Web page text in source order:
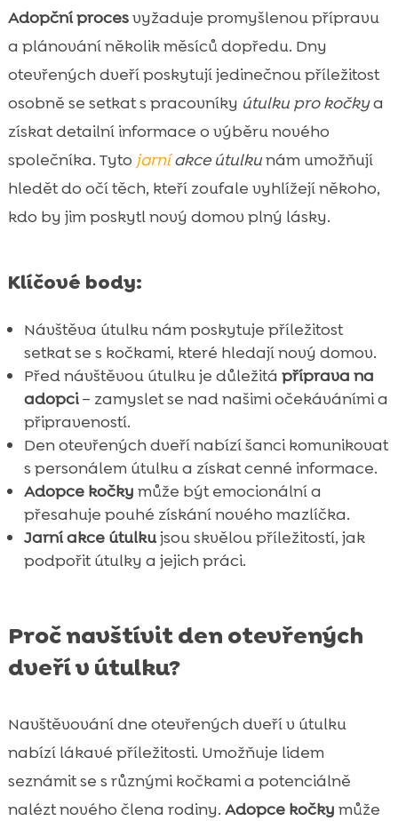
Výběr správného steliva pro kočky
 Přinést s sebou na den otevřených dveří
 Jak se chovat k novým kočkám v útulku
Otázky, které se ptát před adopcí
Úloha útulku v komunitě
Den otevřených dveří v útulku pro kočky
Chování a péče o adoptované kočky
Reálné příběhy úspěšných adopcí
Adopční procesvyžaduje promyšlenou přípravu
a plánování několik měsíců dopředu. Dny
otevřených dveří poskytují jedinečnou příležitost
osobně se setkat s pracovníky útulku pro kočkya
získat detailní informace o výběru nového
společníka. Tyto jarníakce útulkunám umožňují
hledět do očí těch, kteří zoufale vyhlížejí někoho,
kdo by jim poskytl nový domov plný lásky.
Klíčové body:
Návštěva útulku nám poskytuje příležitost
setkat se s kočkami, které hledají nový domov.
Před návštěvou útulku je důležitá příprava na
adopci– zamyslet se nad našimi očekáváními a
připraveností.
Den otevřených dveří nabízí šanci komunikovat
s personálem útulku a získat cenné informace.
Adopce kočky může být emocionální a
přesahuje pouhé získání nového mazlíčka.
Jarní akce útulkujsou skvělou příležitostí, jak
podpořit útulky a jejich práci.
Proč navštívit den otevřených
dveří v útulku?
Navštěvování dne otevřených dveří v útulku
nabízí lákavé příležitosti. Umožňuje lidem
seznámit se s různými kočkami a potenciálně
nalézt nového člena rodiny. Adopce kočky může